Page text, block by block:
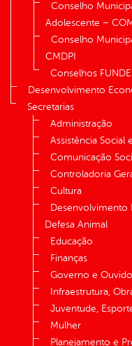
Conselho
Adolescente –
Conselho
CMDPI
Conselhos
Desenvolvimento
Secretarias
Administração
Assistência Social
Comunicação
Controladoria
Cultura
Desenvolvimento
Defesa Animal
Educação
Finanças
Governo e
Infraestrutura,
Juventude,
Mulher
Planejamento e